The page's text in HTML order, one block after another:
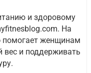
и здоровому
На
помогает женщинам
и поддерживать